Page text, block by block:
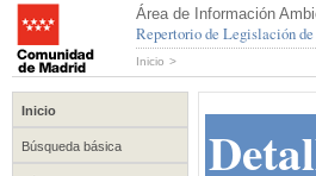
Área de Información
Repertorio de Legislación
Inicio >
Inicio
Búsqueda básica